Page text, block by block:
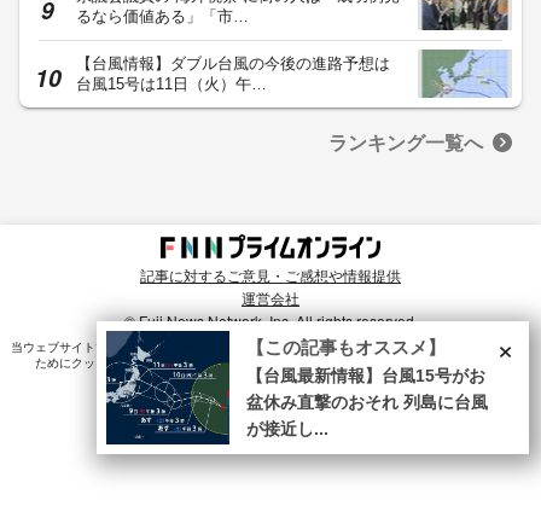
るなら価値ある」「市…
【台風情報】ダブル台風の今後の進路予想は
台風15号は11日（火）午…
ランキング一覧へ
記事に対するご意見・ご感想や情報提供
運営会社
© Fuji News Network, Inc. All rights reserved.
当ウェブサイトでは、ユーザのニーズ・興味・関⼼に合致したコンテンツや広告配信を提供する
ためにクッキーを使⽤しています。詳細は、
プライバシーポリシー をご確認ください。×
【この記事もオススメ】
【台風最新情報】台風15号がお
盆休み直撃のおそれ 列島に台風
が接近し...